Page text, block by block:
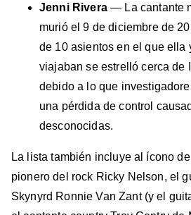
Jenni Rivera— La cantante
murió el 9 de diciembre de
de 10 asientos en el que ella
viajaban se estrelló cerca de
debido a lo que
una pérdida de control
desconocidas.
La lista también incluye al ícono
pionero del rock Ricky Nelson, el
Skynyrd Ronnie Van Zant (y el